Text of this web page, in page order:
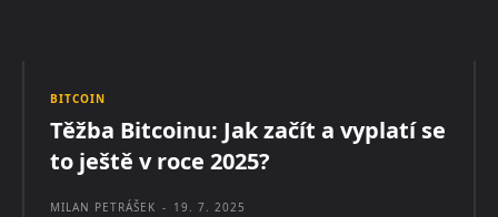
BITCOIN
Těžba Bitcoinu: Jak začít a vyplatí se
to ještě v roce 2025?
MILAN PETRÁŠEK - 19. 7. 2025